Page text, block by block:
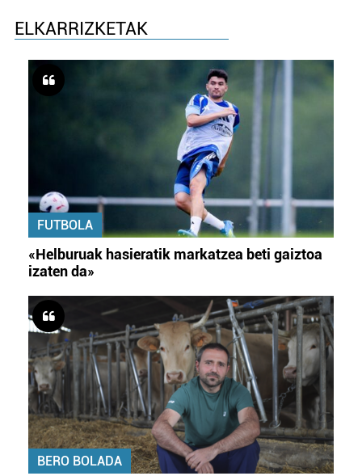
ELKARRIZKETAK
FUTBOLA
«Helburuak hasieratik markatzea beti gaiztoa
izaten da»
BERO BOLADA